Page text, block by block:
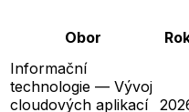
Obor
Informační
technologie — Vývoj
cloudových aplikací